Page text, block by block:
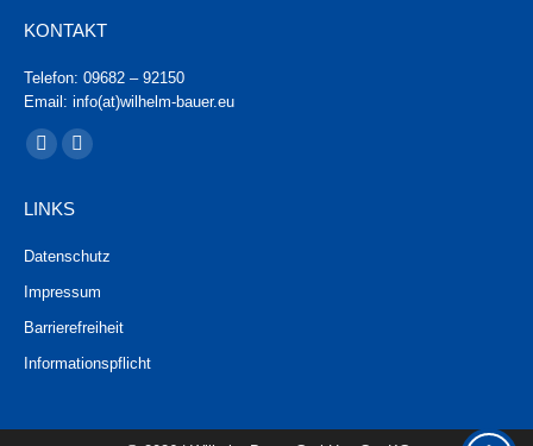
KONTAKT
Telefon: 09682 – 92150
Email: info(at)wilhelm-bauer.eu
Finden Sie uns auf:
Facebook
opens
in
Instagram
in
LINKS
Datenschutz
Impressum
Barrierefreiheit
Informationspflicht